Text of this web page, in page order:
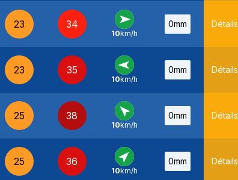
23 34
O -
10km/h
0mm Détails
23 35
E -
10km/h
0mm Détails
25 38
SE -
10km/h
0mm Détails
25 36
SO -
10km/h
0mm Détails